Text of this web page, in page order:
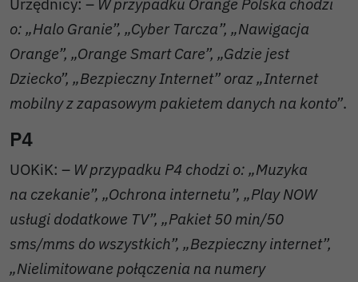
o: „Halo Granie”, „Cyber Tarcza”, „Nawigacja
Orange”, „Orange Smart Care”, „Gdzie jest
Dziecko”, „Bezpieczny Internet” oraz „Internet
mobilny z zapasowym pakietem danych na konto”.
P4
UOKiK: – W przypadku P4 chodzi o: „Muzyka
na czekanie”, „Ochrona internetu”, „Play NOW
usługi dodatkowe TV”, „Pakiet 50 min/50
sms/mms do wszystkich”, „Bezpieczny internet”,
„Nielimitowane połączenia na numery